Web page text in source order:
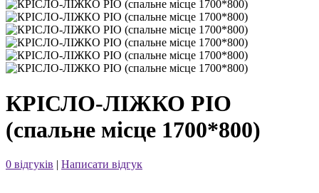
КРІСЛО-ЛІЖКО РІО
(спальне місце 1700*800)
0 відгуків | Написати відгук